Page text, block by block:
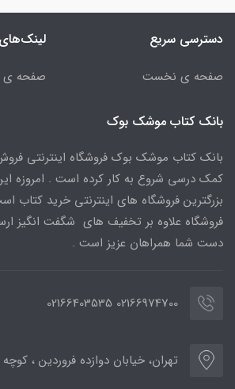
دسترسی سریع
صفحه ی نخست صفحه
بانک کتاب موشک بوک
بانک کتاب موشک بوک فروشگاه اینترنتی
کمک درسی شروع به کار کرده است . امروزه
بزرگترین فروشگاه های اینترنتی خرید
فروشگاه علاوه بر تخفیف های شگفت انگیز
دست شما همراهان عزیز است .
02166974700 02166403535
تهران، خیابان دوازده فروردین ،